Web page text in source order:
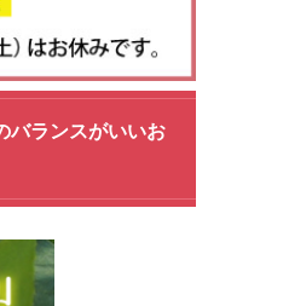
バランスがいいお